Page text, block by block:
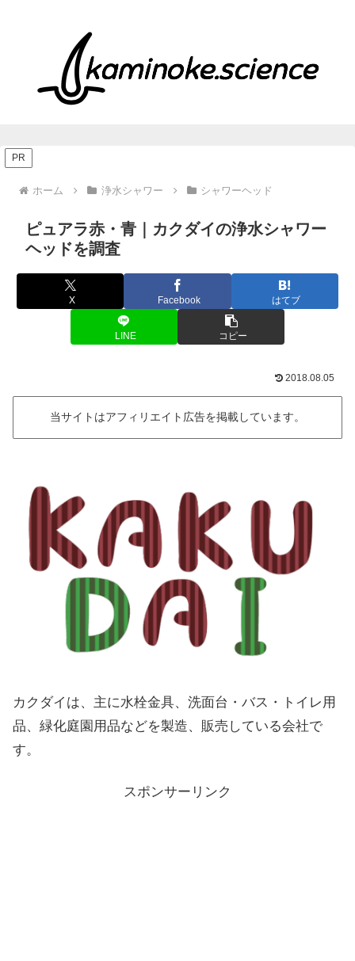
PR
ホーム 浄水シャワー シャワーヘッド
ピュアラ赤・青｜カクダイの浄水シャワー
ヘッドを調査
X Facebook はてブ
LINE コピー
2018.08.05
当サイトはアフィリエイト広告を掲載しています。
カクダイは、主に水栓金具、洗面台・バス・トイレ用
品、緑化庭園用品などを製造、販売している会社で
す。
スポンサーリンク